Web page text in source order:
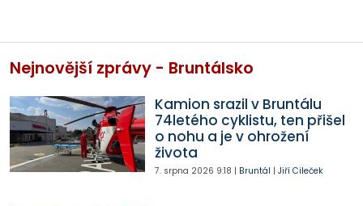
Nejnovější zprávy - Bruntálsko
Kamion srazil v Bruntálu
74letého cyklistu, ten přišel
o nohu a je v ohrožení
života
7. srpna 2026 9:18 | Bruntál | Jiří Cileček